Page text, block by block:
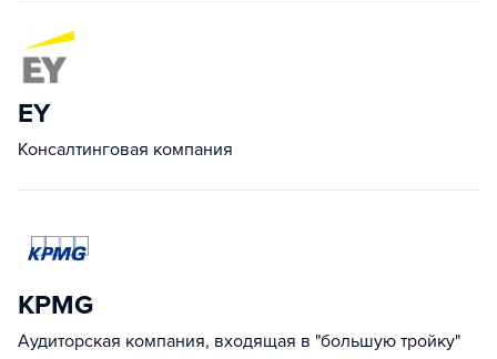
EY
Консалтинговая компания
KPMG
Аудиторская компания, входящая в "большую тройку"